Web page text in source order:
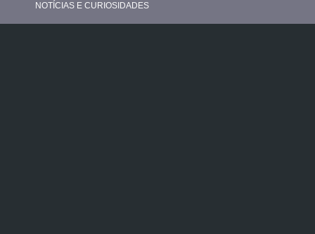
NOTÍCIAS E CURIOSIDADES